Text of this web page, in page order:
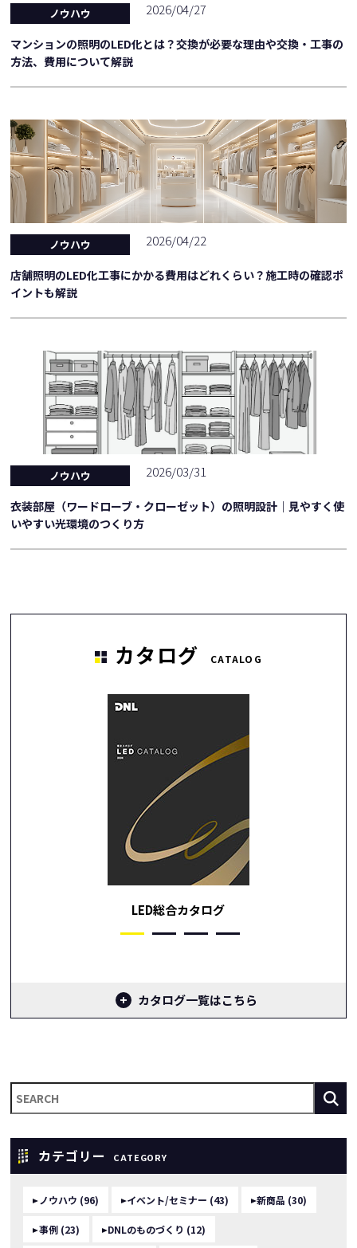
ノウハウ 2026/04/27
マンションの照明のLED化とは？交換が必要な理由や交換・工事の
方法、費用について解説
ノウハウ 2026/04/22
店舗照明のLED化工事にかかる費用はどれくらい？施工時の確認ポ
イントも解説
ノウハウ 2026/03/31
衣装部屋（ワードローブ・クローゼット）の照明設計｜見やすく使
いやすい光環境のつくり方
カタログ CATALOG
LED総合カタログ
カタログ一覧はこちら
カテゴリー CATEGORY
ノウハウ (96) イベント/セミナー (43) 新商品 (30)
事例 (23) DNLのものづくり (12)